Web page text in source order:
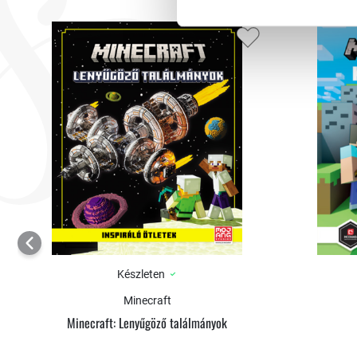
Készleten
Minecraft
Minecraft: Lenyűgöző találmányok